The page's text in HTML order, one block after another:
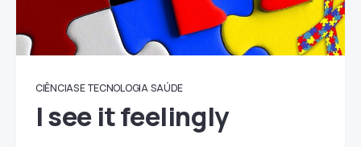
CIÊNCIAS E TECNOLOGIA SAÚDE
I see it feelingly